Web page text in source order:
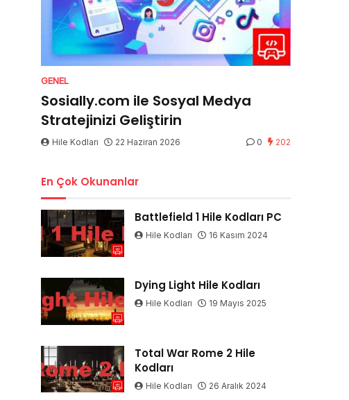
GENEL
Sosially.com ile Sosyal Medya
Stratejinizi Geliştirin
Hile Kodları 22 Haziran 2026 0 202
En Çok Okunanlar
Battlefield 1 Hile Kodları PC
Hile Kodları 16 Kasım 2024
Dying Light Hile Kodları
Hile Kodları 19 Mayıs 2025
Total War Rome 2 Hile
Kodları
Hile Kodları 26 Aralık 2024